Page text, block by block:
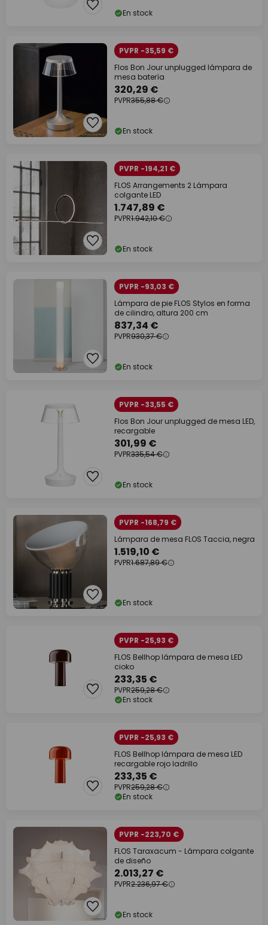
En stock
PVPR -35,59 €
Flos Bon Jour unplugged lámpara de
mesa batería
320,29 €
PVPR355,88 €
En stock
PVPR -194,21 €
FLOS Arrangements 2 Lámpara
colgante LED
1.747,89 €
PVPR1.942,10 €
En stock
PVPR -93,03 €
Lámpara de pie FLOS Stylos en forma
de cilindro, altura 200 cm
837,34 €
PVPR930,37 €
En stock
PVPR -33,55 €
Flos Bon Jour unplugged de mesa LED,
recargable
301,99 €
PVPR335,54 €
En stock
PVPR -168,79 €
Lámpara de mesa FLOS Taccia, negra
1.519,10 €
PVPR1.687,89 €
En stock
PVPR -25,93 €
FLOS Bellhop lámpara de mesa LED
cioko
233,35 €
PVPR259,28 €
En stock
PVPR -25,93 €
FLOS Bellhop lámpara de mesa LED
recargable rojo ladrillo
233,35 €
PVPR259,28 €
En stock
PVPR -223,70 €
FLOS Taraxacum - Lámpara colgante
de diseño
2.013,27 €
PVPR2.236,97 €
En stock